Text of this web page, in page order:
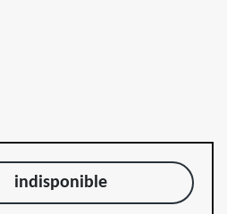
indisponible